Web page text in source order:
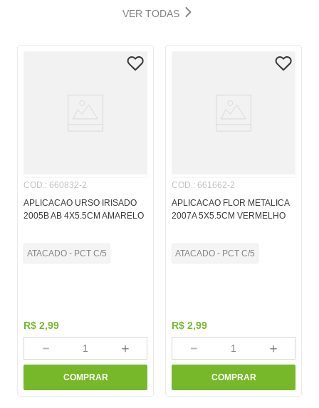
VER TODAS
COD.: 660832-2
APLICACAO URSO IRISADO
2005B AB 4X5.5CM AMARELO
ATACADO - PCT C/5
R$ 2,99
＋
－
COMPRAR
COD.: 661662-2
APLICACAO FLOR METALICA
2007A 5X5.5CM VERMELHO
ATACADO - PCT C/5
R$ 2,99
＋
－
COMPRAR